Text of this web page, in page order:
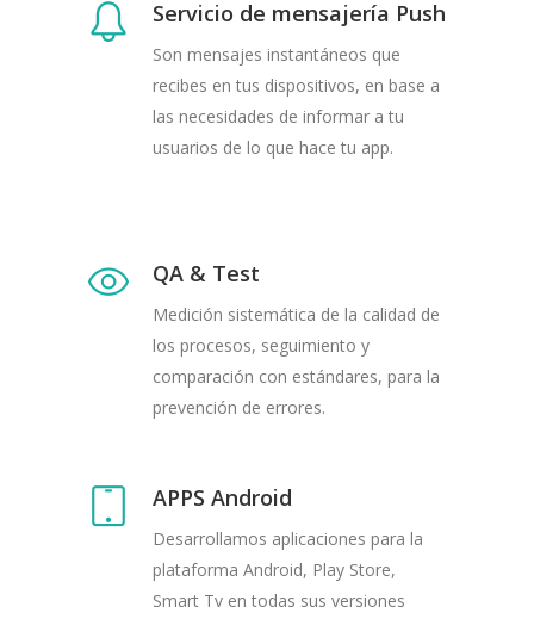
Servicio de mensajería Push
Son mensajes instantáneos que
recibes en tus dispositivos, en base a
las necesidades de informar a tu
usuarios de lo que hace tu app.
QA & Test
Medición sistemática de la calidad de
los procesos, seguimiento y
comparación con estándares, para la
prevención de errores.
APPS Android
Desarrollamos aplicaciones para la
plataforma Android, Play Store,
Smart Tv en todas sus versiones